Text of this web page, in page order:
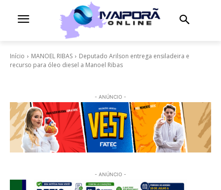
Início MANOEL RIBAS
Deputado Arilson entrega ensiladeira e
recurso para óleo diesel a Manoel Ribas
- ANÚNCIO -
- ANÚNCIO -